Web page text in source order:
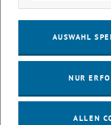
AUSWAHL
NUR
ALLEN